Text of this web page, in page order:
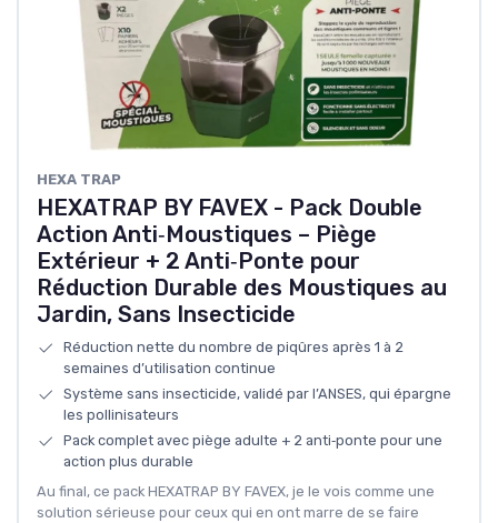
HEXA TRAP
HEXATRAP BY FAVEX - Pack Double
Action Anti‑Moustiques – Piège
Extérieur + 2 Anti‑Ponte pour
Réduction Durable des Moustiques au
Jardin, Sans Insecticide
Réduction nette du nombre de piqûres après 1 à 2
semaines d’utilisation continue
Système sans insecticide, validé par l’ANSES, qui épargne
les pollinisateurs
Pack complet avec piège adulte + 2 anti‑ponte pour une
action plus durable
Au final, ce pack HEXATRAP BY FAVEX, je le vois comme une
solution sérieuse pour ceux qui en ont marre de se faire